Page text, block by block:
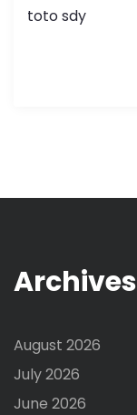
toto sdy
Archives
August 2026
July 2026
June 2026